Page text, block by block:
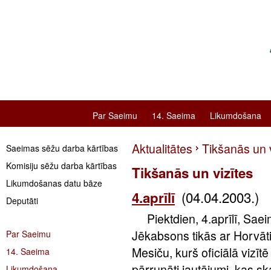
Par Saeimu 14. Saeima Likumdošana
Saeimas sēžu darba kārtības
Komisiju sēžu darba kārtības
Likumdošanas datu bāze
Deputāti
Par Saeimu
14. Saeima
Aktualitātes Tikšanās un
Tikšanās un vizītes
4.aprīlī (04.04.2003.)
Piektdien, 4.aprīlī,
Jēkabsons tikās ar
Mesiču, kurš oficiālā